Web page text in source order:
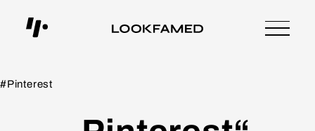
#Pinterest